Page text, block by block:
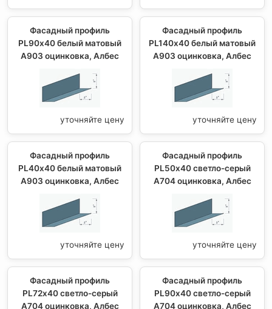
Фасадный профиль
PL90х40 белый матовый
А903 оцинковка, Албес
уточняйте цену
Фасадный профиль
PL140х40 белый матовый
А903 оцинковка, Албес
уточняйте цену
Фасадный профиль
PL40х40 белый матовый
А903 оцинковка, Албес
уточняйте цену
Фасадный профиль
PL50х40 светло-серый
А704 оцинковка, Албес
уточняйте цену
Фасадный профиль
PL72х40 светло-серый
А704 оцинковка, Албес
Фасадный профиль
PL90х40 светло-серый
А704 оцинковка, Албес